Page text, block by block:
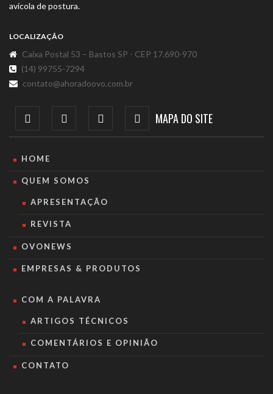
avícola de postura.
LOCALIZAÇÃO
Caixa Postal 53 – Bastos SP - CEP 17.690-970
(14) 99755-7294
contato@ahoradoovo.com.br
MAPA DO SITE
HOME
QUEM SOMOS
APRESENTAÇÃO
REVISTA
OVONEWS
EMPRESAS & PRODUTOS
COM A PALAVRA
ARTIGOS TÉCNICOS
COMENTÁRIOS E OPINIÃO
CONTATO